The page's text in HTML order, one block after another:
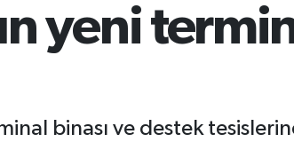
yeni
binası ve destek